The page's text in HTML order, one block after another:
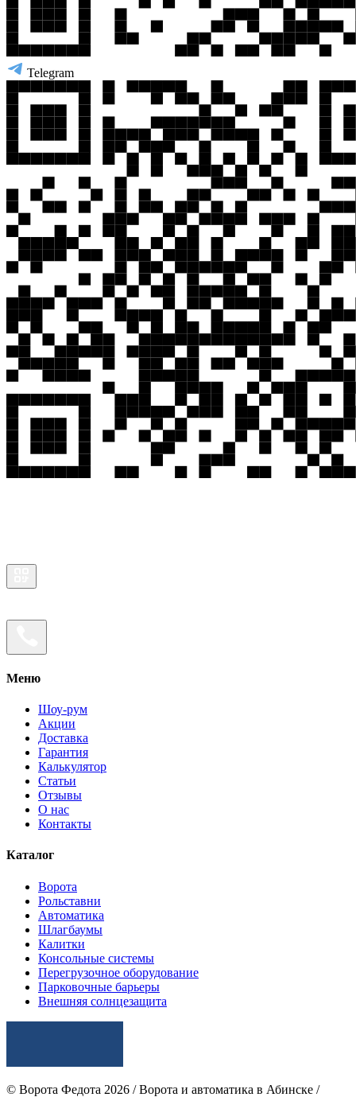
Telegram
Меню
Шоу-рум
Акции
Доставка
Гарантия
Калькулятор
Статьи
Отзывы
О нас
Контакты
Каталог
Ворота
Рольставни
Автоматика
Шлагбаумы
Калитки
Консольные системы
Перегрузочное оборудование
Парковочные барьеры
Внешняя солнцезащита
© Ворота Федота 2026 / Ворота и автоматика в Абинске /